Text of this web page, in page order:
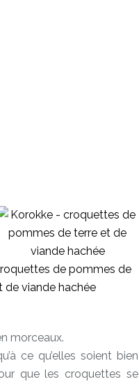
morceaux.
ce qu’elles soient bien
que les croquettes se